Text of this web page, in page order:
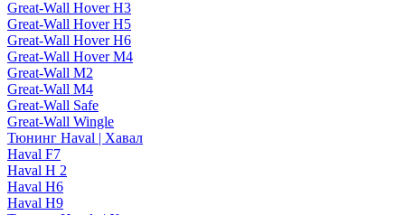
Great-Wall Hover H3
Great-Wall Hover H5
Great-Wall Hover H6
Great-Wall Hover M4
Great-Wall M2
Great-Wall M4
Great-Wall Safe
Great-Wall Wingle
Тюнинг Haval | Хавал
Haval F7
Haval H 2
Haval H6
Haval H9